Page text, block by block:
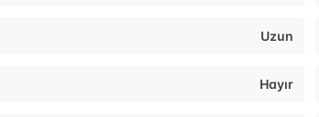
Uzun
Hayır